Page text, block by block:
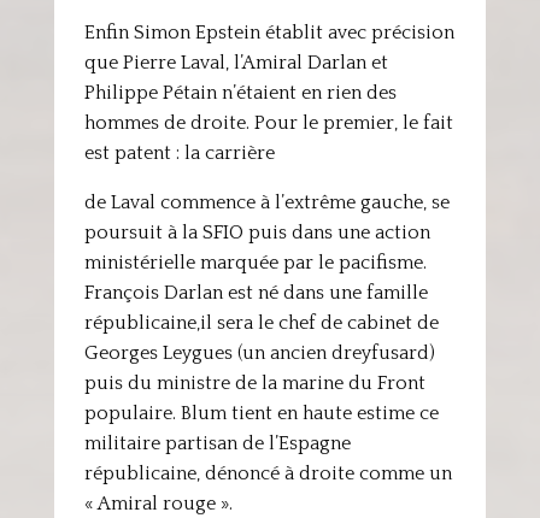
Enfin Simon Epstein établit avec précision
que Pierre Laval, l’Amiral Darlan et
Philippe Pétain n’étaient en rien des
hommes de droite. Pour le premier, le fait
est patent : la carrière
de Laval commence à l’extrême gauche, se
poursuit à la SFIO puis dans une action
ministérielle marquée par le pacifisme.
François Darlan est né dans une famille
républicaine,il sera le chef de cabinet de
Georges Leygues (un ancien dreyfusard)
puis du ministre de la marine du Front
populaire. Blum tient en haute estime ce
militaire partisan de l’Espagne
républicaine, dénoncé à droite comme un
« Amiral rouge ».